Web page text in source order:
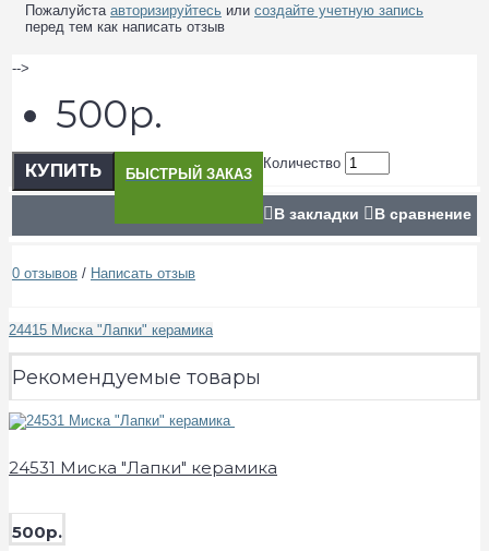
Пожалуйста авторизируйтесь или создайте учетную запись
перед тем как написать отзыв
-->
500р.
Количество
КУПИТЬ БЫСТРЫЙ ЗАКАЗ
В закладки В сравнение
0 отзывов / Написать отзыв
24415 Миска "Лапки" керамика
Рекомендуемые товары
24531 Миска "Лапки" керамика
500р.